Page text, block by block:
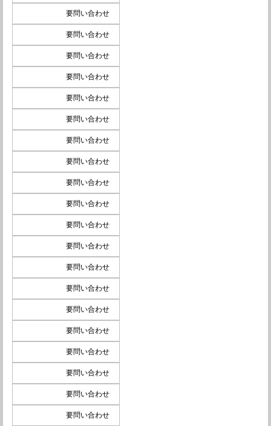
要問い合わせ
要問い合わせ
要問い合わせ
要問い合わせ
要問い合わせ
要問い合わせ
要問い合わせ
要問い合わせ
要問い合わせ
要問い合わせ
要問い合わせ
要問い合わせ
要問い合わせ
要問い合わせ
要問い合わせ
要問い合わせ
要問い合わせ
要問い合わせ
要問い合わせ
要問い合わせ